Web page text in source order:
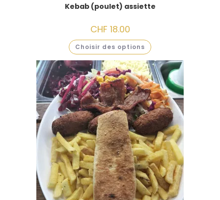
Kebab (poulet) assiette
CHF 18.00
Choisir des options